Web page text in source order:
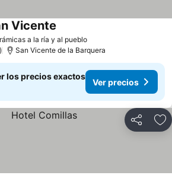
a la ría y al pueblo
Vicente
San Vicente de la Barquera
los precios exactos
Ver precios
Compartir